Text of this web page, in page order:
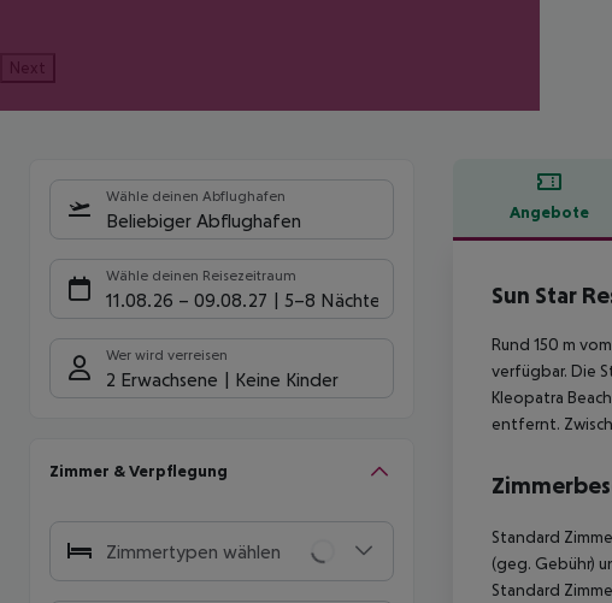
Next
Wähle deinen Abflughafen
Beliebiger Abflughafen
Wähle deinen Reisezeitraum
11.08.26 – 09.08.27 5-8 Nächte
Wer wird verreisen
2 Erwachsene Keine Kinder
Zimmer & Verpflegung
Zimmertypen wählen
Angebote
Sun Star
Rund 150 m
verfügbar. Die
Kleopatra
entfernt.
Standard
(geg. Gebühr)
Standard